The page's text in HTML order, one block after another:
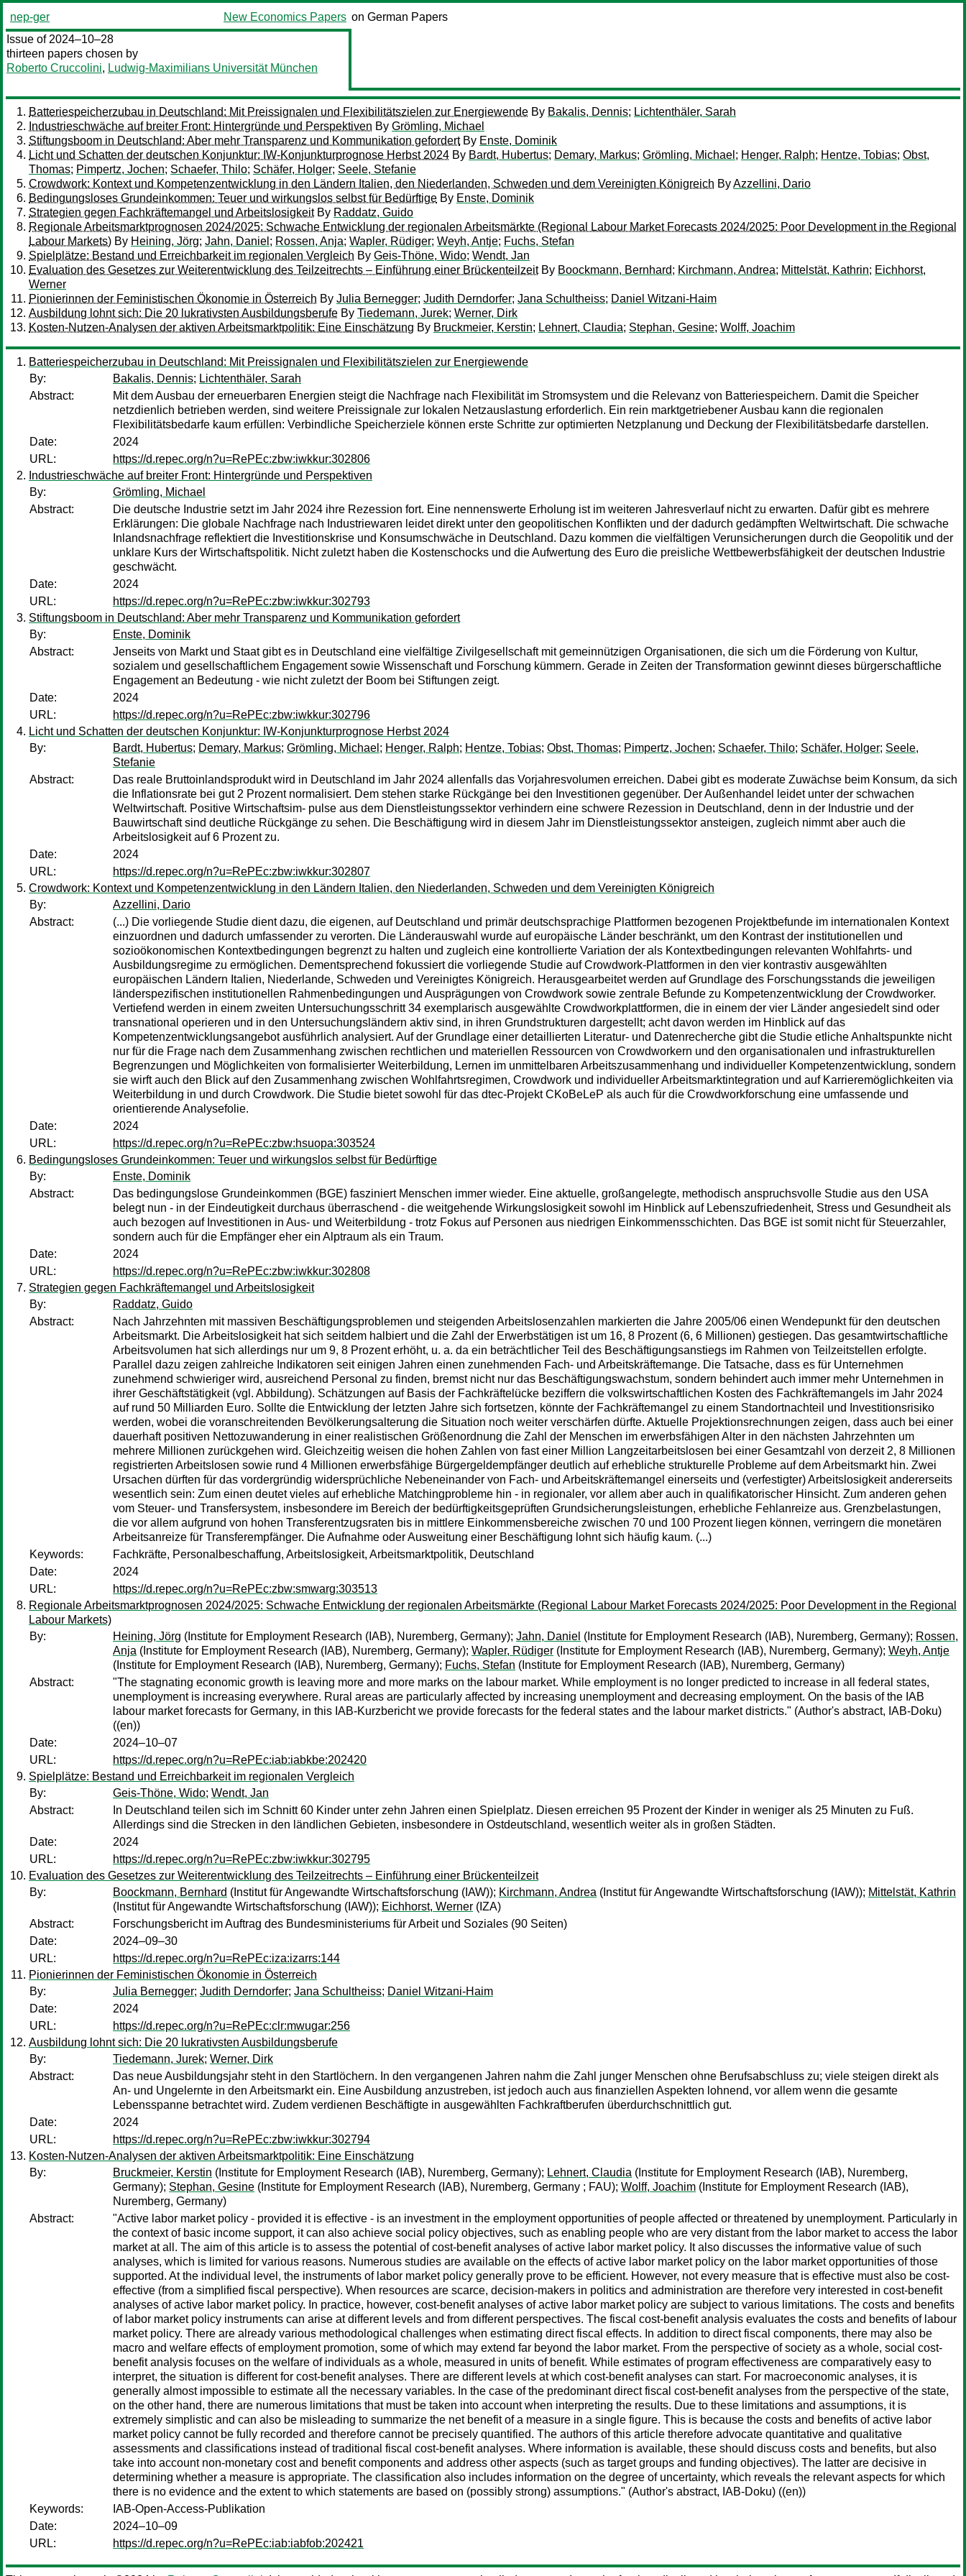
nep-ger New Economics Papers on German Papers
Issue of 2024–10–28
thirteen papers chosen by
Roberto Cruccolini, Ludwig-Maximilians Universität München
Batteriespeicherzubau in Deutschland: Mit Preissignalen und Flexibilitätszielen zur Energiewende By Bakalis, Dennis; Lichtenthäler, Sarah
Industrieschwäche auf breiter Front: Hintergründe und Perspektiven By Grömling, Michael
Stiftungsboom in Deutschland: Aber mehr Transparenz und Kommunikation gefordertBy Enste, Dominik
Licht und Schatten der deutschen Konjunktur: IW-Konjunkturprognose Herbst 2024 By Bardt, Hubertus; Demary, Markus; Grömling, Michael ; Henger, Ralph; Hentze, Tobias; Obst,
Thomas; Pimpertz, Jochen; Schaefer, Thilo; Schäfer, Holger; Seele, Stefanie
Crowdwork: Kontext und Kompetenzentwicklung in den Ländern Italien, den Niederlanden, Schweden und dem Vereinigten Königreich ByAzzellini, Dario
Bedingungsloses Grundeinkommen: Teuer und wirkungslos selbst für Bedürftige By Enste, Dominik
Strategien gegen Fachkräftemangel und ArbeitslosigkeitBy Raddatz, Guido
Regionale Arbeitsmarktprognosen 2024/2025: Schwache Entwicklung der regionalen Arbeitsmärkte (Regional Labour Market Forecasts 2024/2025: Poor Development in the Regional
Labour Markets) By Heining, Jörg; Jahn, Daniel ; Rossen, Anja; Wapler, Rüdiger; Weyh, Antje; Fuchs, Stefan
Spielplätze: Bestand und Erreichbarkeit im regionalen Vergleich By Geis-Thöne, Wido; Wendt, Jan
Evaluation des Gesetzes zur Weiterentwicklung des Teilzeitrechts – Einführung einer BrückenteilzeitBy Boockmann, Bernhard; Kirchmann, Andrea; Mittelstät, Kathrin; Eichhorst,
Werner
Pionierinnen der Feministischen Ökonomie in Österreich By Julia Bernegger; Judith Derndorfer; Jana Schultheiss; Daniel Witzani-Haim
Ausbildung lohnt sich: Die 20 lukrativsten Ausbildungsberufe By Tiedemann, Jurek; Werner, Dirk
Kosten-Nutzen-Analysen der aktiven Arbeitsmarktpolitik: Eine Einschätzung By Bruckmeier, Kerstin; Lehnert, Claudia; Stephan, Gesine; Wolff, Joachim
Batteriespeicherzubau in Deutschland: Mit Preissignalen und Flexibilitätszielen zur Energiewende
By:
Bakalis, Dennis; Lichtenthäler, Sarah
Abstract:
Mit dem Ausbau der erneuerbaren Energien steigt die Nachfrage nach Flexibilität im Stromsystem und die Relevanz von Batteriespeichern. Damit die Speicher
netzdienlich betrieben werden, sind weitere Preissignale zur lokalen Netzauslastung erforderlich. Ein rein marktgetriebener Ausbau kann die regionalen
Flexibilitätsbedarfe kaum erfüllen: Verbindliche Speicherziele können erste Schritte zur optimierten Netzplanung und Deckung der Flexibilitätsbedarfe darstellen.
Date:
2024
URL:
https://d.repec.org/n?u=RePEc:zbw:iwkkur:302806
Industrieschwäche auf breiter Front: Hintergründe und Perspektiven
By:
Grömling, Michael
Abstract:
Die deutsche Industrie setzt im Jahr 2024 ihre Rezession fort. Eine nennenswerte Erholung ist im weiteren Jahresverlauf nicht zu erwarten. Dafür gibt es mehrere
Erklärungen: Die globale Nachfrage nach Industriewaren leidet direkt unter den geopolitischen Konflikten und der dadurch gedämpften Weltwirtschaft. Die schwache
Inlandsnachfrage reflektiert die Investitionskrise und Konsumschwäche in Deutschland. Dazu kommen die vielfältigen Verunsicherungen durch die Geopolitik und der
unklare Kurs der Wirtschaftspolitik. Nicht zuletzt haben die Kostenschocks und die Aufwertung des Euro die preisliche Wettbewerbsfähigkeit der deutschen Industrie
geschwächt.
Date:
2024
URL:
https://d.repec.org/n?u=RePEc:zbw:iwkkur:302793
Stiftungsboom in Deutschland: Aber mehr Transparenz und Kommunikation gefordert
By:
Enste, Dominik
Abstract:
Jenseits von Markt und Staat gibt es in Deutschland eine vielfältige Zivilgesellschaft mit gemeinnützigen Organisationen, die sich um die Förderung von Kultur,
sozialem und gesellschaftlichem Engagement sowie Wissenschaft und Forschung kümmern. Gerade in Zeiten der Transformation gewinnt dieses bürgerschaftliche
Engagement an Bedeutung - wie nicht zuletzt der Boom bei Stiftungen zeigt.
Date:
2024
URL:
https://d.repec.org/n?u=RePEc:zbw:iwkkur:302796
Licht und Schatten der deutschen Konjunktur: IW-Konjunkturprognose Herbst 2024
By:
Bardt, Hubertus; Demary, Markus; Grömling, Michael ; Henger, Ralph; Hentze, Tobias; Obst, Thomas; Pimpertz, Jochen; Schaefer, Thilo; Schäfer, Holger; Seele,
Stefanie
Abstract:
Das reale Bruttoinlandsprodukt wird in Deutschland im Jahr 2024 allenfalls das Vorjahresvolumen erreichen. Dabei gibt es moderate Zuwächse beim Konsum, da sich
die Inflationsrate bei gut 2 Prozent normalisiert. Dem stehen starke Rückgänge bei den Investitionen gegenüber. Der Außenhandel leidet unter der schwachen
Weltwirtschaft. Positive Wirtschaftsim- pulse aus dem Dienstleistungssektor verhindern eine schwere Rezession in Deutschland, denn in der Industrie und der
Bauwirtschaft sind deutliche Rückgänge zu sehen. Die Beschäftigung wird in diesem Jahr im Dienstleistungssektor ansteigen, zugleich nimmt aber auch die
Arbeitslosigkeit auf 6 Prozent zu.
Date:
2024
URL:
https://d.repec.org/n?u=RePEc:zbw:iwkkur:302807
Crowdwork: Kontext und Kompetenzentwicklung in den Ländern Italien, den Niederlanden, Schweden und dem Vereinigten Königreich
By:
Azzellini, Dario
Abstract:
(...) Die vorliegende Studie dient dazu, die eigenen, auf Deutschland und primär deutschsprachige Plattformen bezogenen Projektbefunde im internationalen Kontext
einzuordnen und dadurch umfassender zu verorten. Die Länderauswahl wurde auf europäische Länder beschränkt, um den Kontrast der institutionellen und
sozioökonomischen Kontextbedingungen begrenzt zu halten und zugleich eine kontrollierte Variation der als Kontextbedingungen relevanten Wohlfahrts- und
Ausbildungsregime zu ermöglichen. Dementsprechend fokussiert die vorliegende Studie auf Crowdwork-Plattformen in den vier kontrastiv ausgewählten
europäischen Ländern Italien, Niederlande, Schweden und Vereinigtes Königreich. Herausgearbeitet werden auf Grundlage des Forschungsstands die jeweiligen
länderspezifischen institutionellen Rahmenbedingungen und Ausprägungen von Crowdwork sowie zentrale Befunde zu Kompetenzentwicklung der Crowdworker.
Vertiefend werden in einem zweiten Untersuchungsschritt 34 exemplarisch ausgewählte Crowdworkplattformen, die in einem der vier Länder angesiedelt sind oder
transnational operieren und in den Untersuchungsländern aktiv sind, in ihren Grundstrukturen dargestellt; acht davon werden im Hinblick auf das
Kompetenzentwicklungsangebot ausführlich analysiert. Auf der Grundlage einer detaillierten Literatur- und Datenrecherche gibt die Studie etliche Anhaltspunkte nicht
nur für die Frage nach dem Zusammenhang zwischen rechtlichen und materiellen Ressourcen von Crowdworkern und den organisationalen und infrastrukturellen
Begrenzungen und Möglichkeiten von formalisierter Weiterbildung, Lernen im unmittelbaren Arbeitszusammenhang und individueller Kompetenzentwicklung, sondern
sie wirft auch den Blick auf den Zusammenhang zwischen Wohlfahrtsregimen, Crowdwork und individueller Arbeitsmarktintegration und auf Karrieremöglichkeiten via
Weiterbildung in und durch Crowdwork. Die Studie bietet sowohl für das dtec-Projekt CKoBeLeP als auch für die Crowdworkforschung eine umfassende und
orientierende Analysefolie.
Date:
2024
URL:
https://d.repec.org/n?u=RePEc:zbw:hsuopa:303524
Bedingungsloses Grundeinkommen: Teuer und wirkungslos selbst für Bedürftige
By:
Enste, Dominik
Abstract:
Das bedingungslose Grundeinkommen (BGE) fasziniert Menschen immer wieder. Eine aktuelle, großangelegte, methodisch anspruchsvolle Studie aus den USA
belegt nun - in der Eindeutigkeit durchaus überraschend - die weitgehende Wirkungslosigkeit sowohl im Hinblick auf Lebenszufriedenheit, Stress und Gesundheit als
auch bezogen auf Investitionen in Aus- und Weiterbildung - trotz Fokus auf Personen aus niedrigen Einkommensschichten. Das BGE ist somit nicht für Steuerzahler,
sondern auch für die Empfänger eher ein Alptraum als ein Traum.
Date:
2024
URL:
https://d.repec.org/n?u=RePEc:zbw:iwkkur:302808
Strategien gegen Fachkräftemangel und Arbeitslosigkeit
By:
Raddatz, Guido
Abstract:
Nach Jahrzehnten mit massiven Beschäftigungsproblemen und steigenden Arbeitslosenzahlen markierten die Jahre 2005/06 einen Wendepunkt für den deutschen
Arbeitsmarkt. Die Arbeitslosigkeit hat sich seitdem halbiert und die Zahl der Erwerbstätigen ist um 16, 8 Prozent (6, 6 Millionen) gestiegen. Das gesamtwirtschaftliche
Arbeitsvolumen hat sich allerdings nur um 9, 8 Prozent erhöht, u. a. da ein beträchtlicher Teil des Beschäftigungsanstiegs im Rahmen von Teilzeitstellen erfolgte.
Parallel dazu zeigen zahlreiche Indikatoren seit einigen Jahren einen zunehmenden Fach- und Arbeitskräftemange. Die Tatsache, dass es für Unternehmen
zunehmend schwieriger wird, ausreichend Personal zu finden, bremst nicht nur das Beschäftigungswachstum, sondern behindert auch immer mehr Unternehmen in
ihrer Geschäftstätigkeit (vgl. Abbildung). Schätzungen auf Basis der Fachkräftelücke beziffern die volkswirtschaftlichen Kosten des Fachkräftemangels im Jahr 2024
auf rund 50 Milliarden Euro. Sollte die Entwicklung der letzten Jahre sich fortsetzen, könnte der Fachkräftemangel zu einem Standortnachteil und Investitionsrisiko
werden, wobei die voranschreitenden Bevölkerungsalterung die Situation noch weiter verschärfen dürfte. Aktuelle Projektionsrechnungen zeigen, dass auch bei einer
dauerhaft positiven Nettozuwanderung in einer realistischen Größenordnung die Zahl der Menschen im erwerbsfähigen Alter in den nächsten Jahrzehnten um
mehrere Millionen zurückgehen wird. Gleichzeitig weisen die hohen Zahlen von fast einer Million Langzeitarbeitslosen bei einer Gesamtzahl von derzeit 2, 8 Millionen
registrierten Arbeitslosen sowie rund 4 Millionen erwerbsfähige Bürgergeldempfänger deutlich auf erhebliche strukturelle Probleme auf dem Arbeitsmarkt hin. Zwei
Ursachen dürften für das vordergründig widersprüchliche Nebeneinander von Fach- und Arbeitskräftemangel einerseits und (verfestigter) Arbeitslosigkeit andererseits
wesentlich sein: Zum einen deutet vieles auf erhebliche Matchingprobleme hin - in regionaler, vor allem aber auch in qualifikatorischer Hinsicht. Zum anderen gehen
vom Steuer- und Transfersystem, insbesondere im Bereich der bedürftigkeitsgeprüften Grundsicherungsleistungen, erhebliche Fehlanreize aus. Grenzbelastungen,
die vor allem aufgrund von hohen Transferentzugsraten bis in mittlere Einkommensbereiche zwischen 70 und 100 Prozent liegen können, verringern die monetären
Arbeitsanreize für Transferempfänger. Die Aufnahme oder Ausweitung einer Beschäftigung lohnt sich häufig kaum. (...)
Keywords:
Fachkräfte, Personalbeschaffung, Arbeitslosigkeit, Arbeitsmarktpolitik, Deutschland
Date:
2024
URL:
https://d.repec.org/n?u=RePEc:zbw:smwarg:303513
Regionale Arbeitsmarktprognosen 2024/2025: Schwache Entwicklung der regionalen Arbeitsmärkte (Regional Labour Market Forecasts 2024/2025: Poor Development in the Regional
Labour Markets)
By:
Heining, Jörg (Institute for Employment Research (IAB), Nuremberg, Germany); Jahn, Daniel (Institute for Employment Research (IAB), Nuremberg, Germany); Rossen,
Anja (Institute for Employment Research (IAB), Nuremberg, Germany); Wapler, Rüdiger (Institute for Employment Research (IAB), Nuremberg, Germany); Weyh, Antje
(Institute for Employment Research (IAB), Nuremberg, Germany); Fuchs, Stefan (Institute for Employment Research (IAB), Nuremberg, Germany)
Abstract:
"The stagnating economic growth is leaving more and more marks on the labour market. While employment is no longer predicted to increase in all federal states,
unemployment is increasing everywhere. Rural areas are particularly affected by increasing unemployment and decreasing employment. On the basis of the IAB
labour market forecasts for Germany, in this IAB-Kurzbericht we provide forecasts for the federal states and the labour market districts." (Author's abstract, IAB-Doku)
((en))
Date:
2024–10–07
URL:
https://d.repec.org/n?u=RePEc:iab:iabkbe:202420
Spielplätze: Bestand und Erreichbarkeit im regionalen Vergleich
By:
Geis-Thöne, Wido; Wendt, Jan
Abstract:
In Deutschland teilen sich im Schnitt 60 Kinder unter zehn Jahren einen Spielplatz. Diesen erreichen 95 Prozent der Kinder in weniger als 25 Minuten zu Fuß.
Allerdings sind die Strecken in den ländlichen Gebieten, insbesondere in Ostdeutschland, wesentlich weiter als in großen Städten.
Date:
2024
URL:
https://d.repec.org/n?u=RePEc:zbw:iwkkur:302795
Evaluation des Gesetzes zur Weiterentwicklung des Teilzeitrechts – Einführung einer Brückenteilzeit
By:
Boockmann, Bernhard (Institut für Angewandte Wirtschaftsforschung (IAW)); Kirchmann, Andrea (Institut für Angewandte Wirtschaftsforschung (IAW)); Mittelstät, Kathrin
(Institut für Angewandte Wirtschaftsforschung (IAW)); Eichhorst, Werner (IZA)
Abstract:
Forschungsbericht im Auftrag des Bundesministeriums für Arbeit und Soziales (90 Seiten)
Date:
2024–09–30
URL:
https://d.repec.org/n?u=RePEc:iza:izarrs:144
Pionierinnen der Feministischen Ökonomie in Österreich
By:
Julia Bernegger; Judith Derndorfer; Jana Schultheiss; Daniel Witzani-Haim
Date:
2024
URL:
https://d.repec.org/n?u=RePEc:clr:mwugar:256
Ausbildung lohnt sich: Die 20 lukrativsten Ausbildungsberufe
By:
Tiedemann, Jurek; Werner, Dirk
Abstract:
Das neue Ausbildungsjahr steht in den Startlöchern. In den vergangenen Jahren nahm die Zahl junger Menschen ohne Berufsabschluss zu; viele steigen direkt als
An- und Ungelernte in den Arbeitsmarkt ein. Eine Ausbildung anzustreben, ist jedoch auch aus finanziellen Aspekten lohnend, vor allem wenn die gesamte
Lebensspanne betrachtet wird. Zudem verdienen Beschäftigte in ausgewählten Fachkraftberufen überdurchschnittlich gut.
Date:
2024
URL:
https://d.repec.org/n?u=RePEc:zbw:iwkkur:302794
Kosten-Nutzen-Analysen der aktiven Arbeitsmarktpolitik: Eine Einschätzung
By:
Bruckmeier, Kerstin (Institute for Employment Research (IAB), Nuremberg, Germany); Lehnert, Claudia (Institute for Employment Research (IAB), Nuremberg,
Germany); Stephan, Gesine (Institute for Employment Research (IAB), Nuremberg, Germany ; FAU); Wolff, Joachim (Institute for Employment Research (IAB),
Nuremberg, Germany)
Abstract:
"Active labor market policy - provided it is effective - is an investment in the employment opportunities of people affected or threatened by unemployment. Particularly in
the context of basic income support, it can also achieve social policy objectives, such as enabling people who are very distant from the labor market to access the labor
market at all. The aim of this article is to assess the potential of cost-benefit analyses of active labor market policy. It also discusses the informative value of such
analyses, which is limited for various reasons. Numerous studies are available on the effects of active labor market policy on the labor market opportunities of those
supported. At the individual level, the instruments of labor market policy generally prove to be efficient. However, not every measure that is effective must also be cost-
effective (from a simplified fiscal perspective). When resources are scarce, decision-makers in politics and administration are therefore very interested in cost-benefit
analyses of active labor market policy. In practice, however, cost-benefit analyses of active labor market policy are subject to various limitations. The costs and benefits
of labor market policy instruments can arise at different levels and from different perspectives. The fiscal cost-benefit analysis evaluates the costs and benefits of labour
market policy. There are already various methodological challenges when estimating direct fiscal effects. In addition to direct fiscal components, there may also be
macro and welfare effects of employment promotion, some of which may extend far beyond the labor market. From the perspective of society as a whole, social cost-
benefit analysis focuses on the welfare of individuals as a whole, measured in units of benefit. While estimates of program effectiveness are comparatively easy to
interpret, the situation is different for cost-benefit analyses. There are different levels at which cost-benefit analyses can start. For macroeconomic analyses, it is
generally almost impossible to estimate all the necessary variables. In the case of the predominant direct fiscal cost-benefit analyses from the perspective of the state,
on the other hand, there are numerous limitations that must be taken into account when interpreting the results. Due to these limitations and assumptions, it is
extremely simplistic and can also be misleading to summarize the net benefit of a measure in a single figure. This is because the costs and benefits of active labor
market policy cannot be fully recorded and therefore cannot be precisely quantified. The authors of this article therefore advocate quantitative and qualitative
assessments and classifications instead of traditional fiscal cost-benefit analyses. Where information is available, these should discuss costs and benefits, but also
take into account non-monetary cost and benefit components and address other aspects (such as target groups and funding objectives). The latter are decisive in
determining whether a measure is appropriate. The classification also includes information on the degree of uncertainty, which reveals the relevant aspects for which
there is no evidence and the extent to which statements are based on (possibly strong) assumptions." (Author's abstract, IAB-Doku) ((en))
Keywords:
IAB-Open-Access-Publikation
Date:
2024–10–09
URL:
https://d.repec.org/n?u=RePEc:iab:iabfob:202421